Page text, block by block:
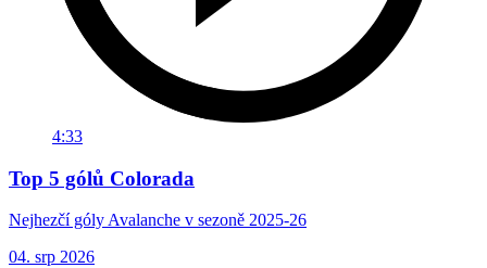
4:33
Top 5 gólů Colorada
Nejhezčí góly Avalanche v sezoně 2025-26
04. srp 2026